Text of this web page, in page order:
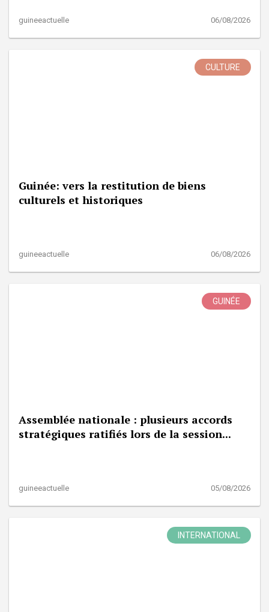
guineeactuelle 06/08/2026
CULTURE
Guinée: vers la restitution de biens
culturels et historiques
guineeactuelle 06/08/2026
GUINÉE
Assemblée nationale : plusieurs accords
stratégiques ratifiés lors de la session...
guineeactuelle 05/08/2026
INTERNATIONAL